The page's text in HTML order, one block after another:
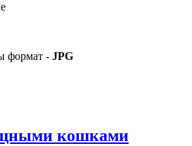
формат - JPG
кошками